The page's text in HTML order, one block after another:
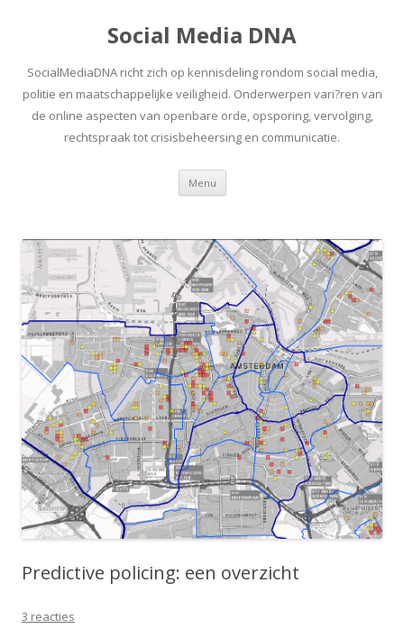
Social Media DNA
SocialMediaDNA richt zich op kennisdeling rondom social media,
politie en maatschappelijke veiligheid. Onderwerpen vari?ren van
de online aspecten van openbare orde, opsporing, vervolging,
rechtspraak tot crisisbeheersing en communicatie.
Menu Spring
inhoud
Predictive policing: een overzicht
3 reacties